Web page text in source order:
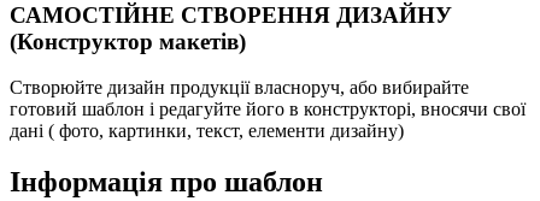
САМОСТІЙНЕ СТВОРЕННЯ ДИЗАЙНУ
(Конструктор макетів)
Створюйте дизайн продукції власноруч, або вибирайте
готовий шаблон і редагуйте його в конструкторі, вносячи свої
дані ( фото, картинки, текст, елементи дизайну)
Інформація про шаблон